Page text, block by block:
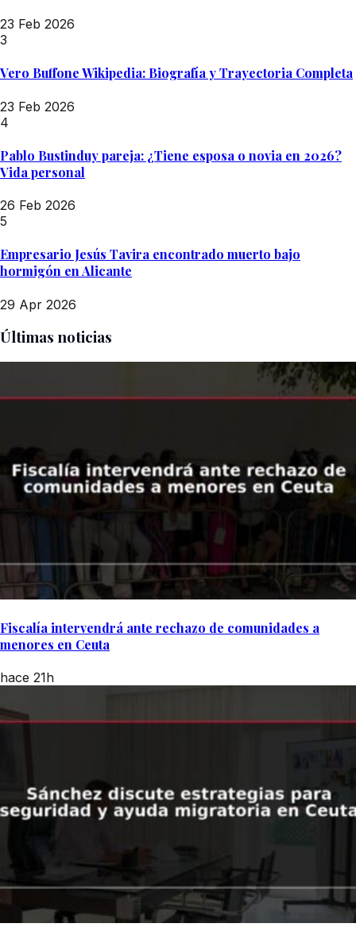
23 Feb 2026
3
Vero Buffone Wikipedia: Biografía y Trayectoria Completa
23 Feb 2026
4
Pablo Bustinduy pareja: ¿Tiene esposa o novia en 2026?
Vida personal
26 Feb 2026
5
Empresario Jesús Tavira encontrado muerto bajo
hormigón en Alicante
29 Apr 2026
Últimas noticias
Fiscalía intervendrá ante rechazo de comunidades a
menores en Ceuta
hace 21h